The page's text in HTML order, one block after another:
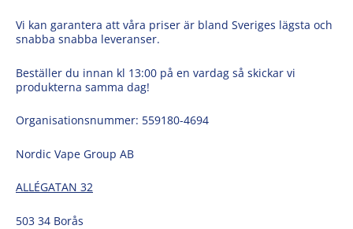
Vi kan garantera att våra priser är bland Sveriges lägsta och
snabba snabba leveranser.
Beställer du innan kl 13:00 på en vardag så skickar vi
produkterna samma dag!
Organisationsnummer: 559180-4694
Nordic Vape Group AB
ALLÉGATAN 32
503 34 Borås